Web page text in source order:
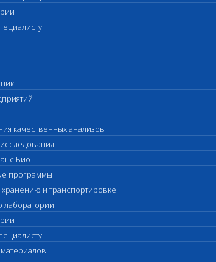
качественных анализов
Био
программы
и транспортировке
лаборатории